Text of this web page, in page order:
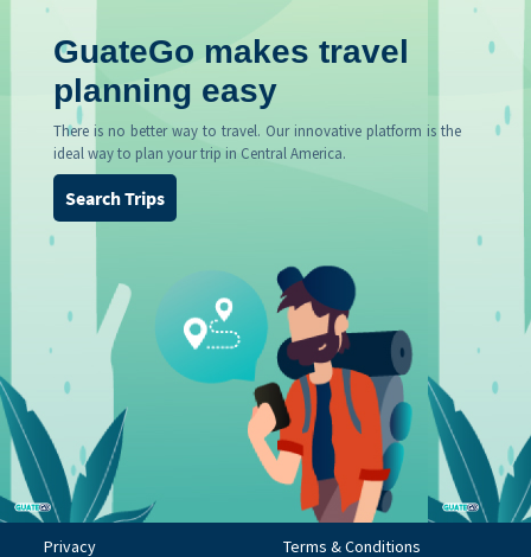
GuateGo makes travel
planning easy
There is no better way to travel. Our innovative platform is the
ideal way to plan your trip in Central America.
Search Trips
Privacy Terms & Conditions